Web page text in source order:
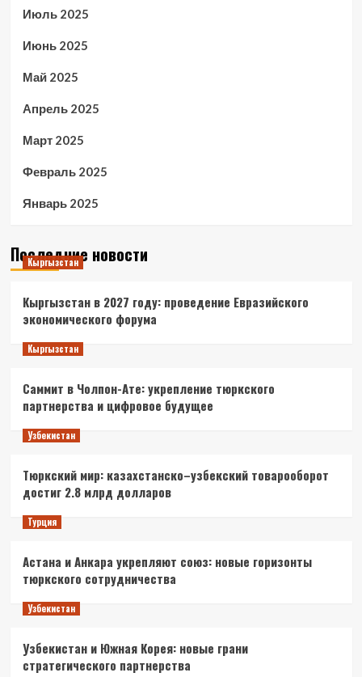
Июль 2025
Июнь 2025
Май 2025
Апрель 2025
Март 2025
Февраль 2025
Январь 2025
Последние новости
Кыргызстан
Кыргызстан в 2027 году: проведение Евразийского
экономического форума
Кыргызстан
Саммит в Чолпон-Ате: укрепление тюркского
партнерства и цифровое будущее
Узбекистан
Тюркский мир: казахстанско–узбекский товарооборот
достиг 2.8 млрд долларов
Турция
Астана и Анкара укрепляют союз: новые горизонты
тюркского сотрудничества
Узбекистан
Узбекистан и Южная Корея: новые грани
стратегического партнерства